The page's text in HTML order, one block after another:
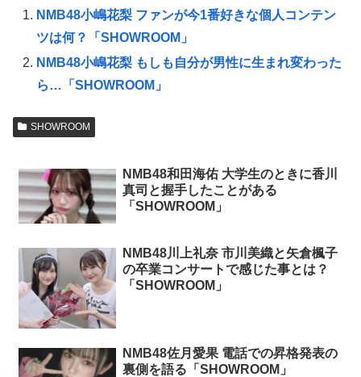
NMB48小嶋花梨 ファンが今1番好きな個人コンテン
ツは何？「SHOWROOM」
NMB48小嶋花梨 もしも自分が男性に生まれ変わった
ら…「SHOWROOM」
SHOWROOM
NMB48和田海佑 大学生のときに香川
真司と握手したことがある
「SHOWROOM」
NMB48川上礼奈 市川美織と矢倉楓子
の卒業コンサートで感じた事とは？
「SHOWROOM」
NMB48佐月愛果 電話での昇格発表の
裏側を語る「SHOWROOM」